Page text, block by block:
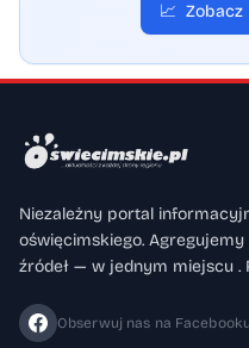
📈 Zobacz
Niezależny portal
oświęcimskiego.
źródeł — w jednym miejscu .
Obserwuj nas na Facebooku